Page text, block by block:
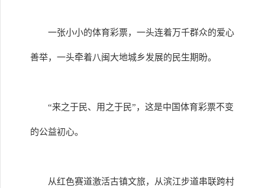
一张小小的体育彩票，一头连着万千群众的爱心
善举，一头牵着八闽大地城乡发展的民生期盼。
“来之于民、用之于民”，这是中国体育彩票不变
的公益初心。
从红色赛道激活古镇文旅，从滨江步道串联跨村